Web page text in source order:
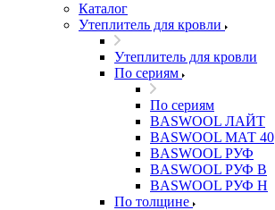
Каталог
Утеплитель для кровли
Утеплитель для кровли
По сериям
По сериям
BASWOOL ЛАЙТ
BASWOOL МАТ 40
BASWOOL РУФ
BASWOOL РУФ В
BASWOOL РУФ Н
По толщине